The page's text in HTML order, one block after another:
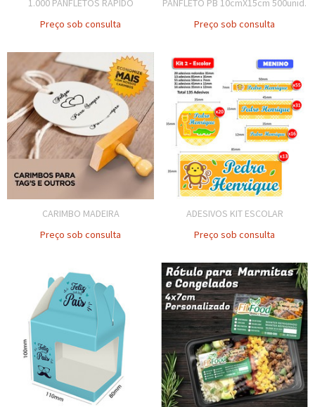
1.000 PANFLETOS RÁPIDO
Preço sob consulta
PANFLETO PB 10cmX15cm 500unid.
Preço sob consulta
CARIMBO MADEIRA
Preço sob consulta
ADESIVOS KIT ESCOLAR
Preço sob consulta